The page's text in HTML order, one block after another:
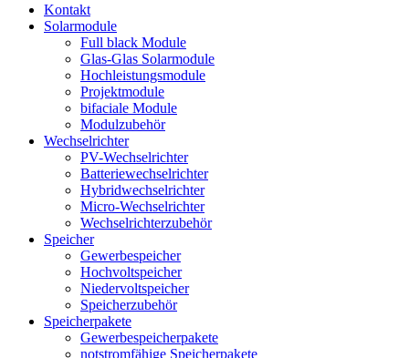
Kontakt
Solarmodule
Full black Module
Glas-Glas Solarmodule
Hochleistungsmodule
Projektmodule
bifaciale Module
Modulzubehör
Wechselrichter
PV-Wechselrichter
Batteriewechselrichter
Hybridwechselrichter
Micro-Wechselrichter
Wechselrichterzubehör
Speicher
Gewerbespeicher
Hochvoltspeicher
Niedervoltspeicher
Speicherzubehör
Speicherpakete
Gewerbespeicherpakete
notstromfähige Speicherpakete